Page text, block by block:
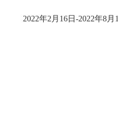
2022年2月16日-2022年8